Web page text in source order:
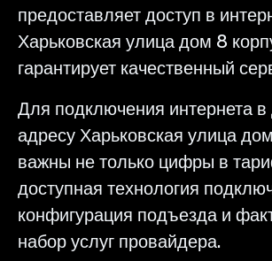
предоставляет доступ в
Харьковская улица дом 8
гарантирует качественный
Для подключения интернета
адресу Харьковская улица
важны не только цифры в
доступная технология
конфигурация подъезда и
набор услуг провайдера.